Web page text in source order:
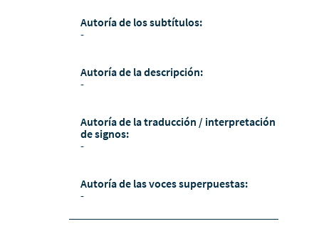
Autoría de los subtítulos:
-
Autoría de la descripción:
-
Autoría de la traducción / interpretación
de signos:
-
Autoría de las voces superpuestas:
-